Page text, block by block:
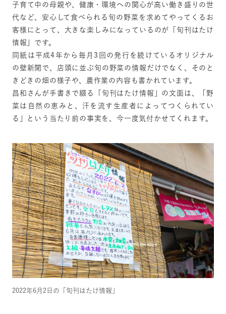
子育て中の母親や、健康・環境への関心が高い働き盛りの世
代など、安心して食べられる旬の野菜を求めてやってくるお
客様にとって、大きな楽しみになっているのが「旬刊はたけ
情報」です。
同紙は平成4年から毎月3回の発行を続けているオリジナル
の壁新聞で、店頭に並ぶ旬の野菜の情報だけでなく、そのと
きどきの畑の様子や、農作業の内容も書かれています。
昌和さんが手書きで綴る「旬刊はたけ情報」の文面は、「野
菜は自然の恵みと、汗を流す生産者によってつくられてい
る」という当たり前の事実を、今一度気付かせてくれます。
2022年6月2日の「旬刊はたけ情報」